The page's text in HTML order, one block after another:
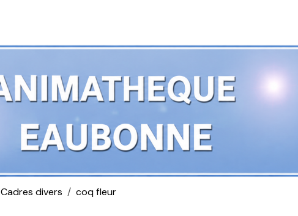
Cadres divers coq fleur